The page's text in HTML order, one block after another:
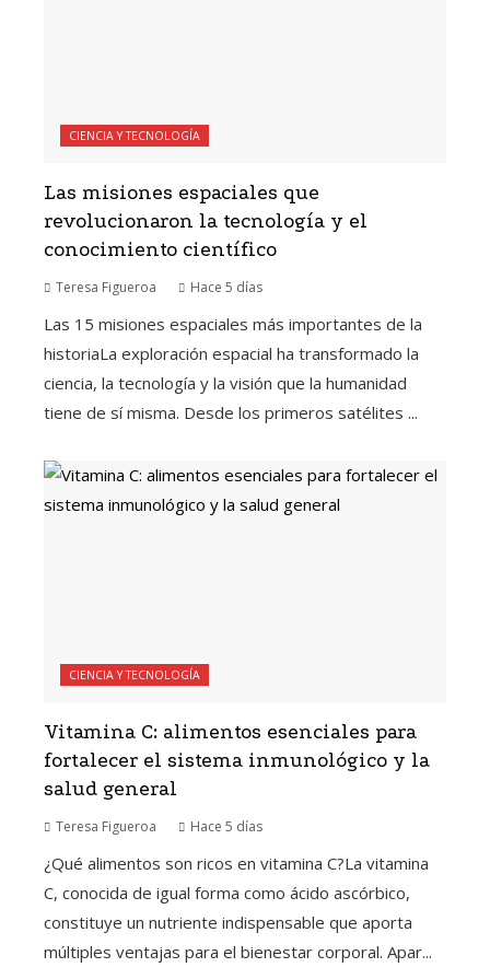
CIENCIA Y TECNOLOGÍA
Las misiones espaciales que
revolucionaron la tecnología y el
conocimiento científico
Teresa Figueroa Hace 5 días
Las 15 misiones espaciales más importantes de la
historiaLa exploración espacial ha transformado la
ciencia, la tecnología y la visión que la humanidad
tiene de sí misma. Desde los primeros satélites ...
CIENCIA Y TECNOLOGÍA
Vitamina C: alimentos esenciales para
fortalecer el sistema inmunológico y la
salud general
Teresa Figueroa Hace 5 días
¿Qué alimentos son ricos en vitamina C?La vitamina
C, conocida de igual forma como ácido ascórbico,
constituye un nutriente indispensable que aporta
múltiples ventajas para el bienestar corporal. Apar...